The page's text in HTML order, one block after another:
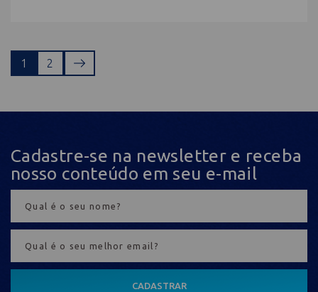
1 2
Cadastre-se na newsletter e receba
nosso conteúdo em seu e-mail
CADASTRAR